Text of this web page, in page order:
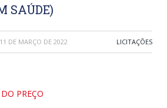
SAÚDE)
11 DE MARÇO DE 2022 LICITAÇÕES
PREÇO